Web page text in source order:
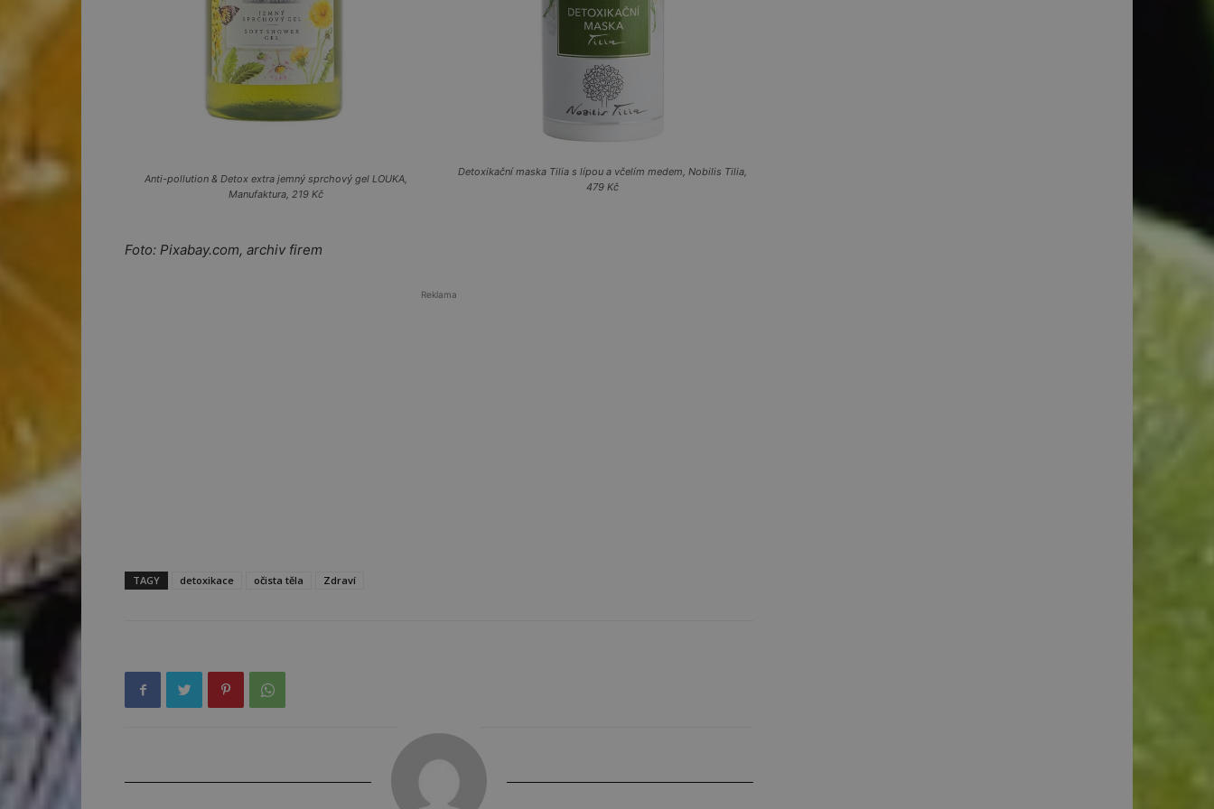
Anti-pollution & Detox extra jemný sprchový gel LOUKA,
Manufaktura, 219 Kč
Detoxikační maska Tilia s lípou a včelím medem, Nobilis Tilia,
479 Kč
Foto: Pixabay.com, archiv firem
Reklama
TAGY detoxikace očista těla Zdraví